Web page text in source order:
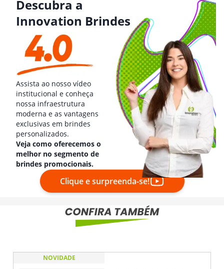
Descubra a
Innovation Brindes
Assista ao nosso vídeo
institucional e conheça
nossa infraestrutura
moderna e as vantagens
exclusivas em brindes
personalizados.
Veja como oferecemos o
melhor no segmento de
brindes promocionais.
Clique e surpreenda-se!
NOVIDADE